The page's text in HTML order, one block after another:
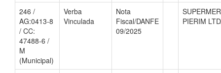
246 /
AG:0413-8
/ CC:
47488-6 /
M
(Municipal)
Verba
Vinculada
Nota
Fiscal/DANFE
09/2025
PIERIM